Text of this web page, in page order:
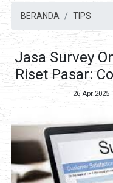
BERANDA TIPS
Jasa Survey
Riset Pasar:
26 Apr 2025|